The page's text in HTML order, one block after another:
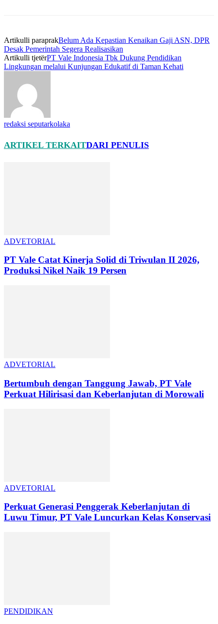
Artikulli paraprakBelum Ada Kepastian Kenaikan Gaji ASN, DPR
Desak Pemerintah Segera Realisasikan
Artikulli tjetërPT Vale Indonesia Tbk Dukung Pendidikan
Lingkungan melalui Kunjungan Edukatif di Taman Kehati
redaksi seputarkolaka
ARTIKEL TERKAITDARI PENULIS
ADVETORIAL
PT Vale Catat Kinerja Solid di Triwulan II 2026,
Produksi Nikel Naik 19 Persen
ADVETORIAL
Bertumbuh dengan Tanggung Jawab, PT Vale
Perkuat Hilirisasi dan Keberlanjutan di Morowali
ADVETORIAL
Perkuat Generasi Penggerak Keberlanjutan di
Luwu Timur, PT Vale Luncurkan Kelas Konservasi
PENDIDIKAN